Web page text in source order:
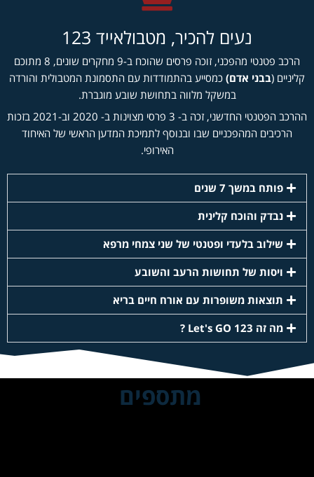
נעים להכיר, מטבולאייד 123
הרכב פטנטי מהפכני, זוכה פרסים שהוכח ב-9 מחקרים שונים, 8 מתוכם
(בבני אדם)כמסייע בהתמודדות עם התסמונת המטבולית והורדה
במשקל מלווה בתחושת שובע מוגברת.
ההרכב הפטנטי החדשני, זכה ב- 3 פרסי מצוינות ב- 2020 וב-2021 בזכות
הרכיבים המהפכניים שבו ובנוסף לתמיכת המדען הראשי של האיחוד
האירופי.
פותח במשך 7 שנים
נבדק והוכח קלינית
שילוב בלעדי ופטנטי של שני צמחי מרפא
ויסות של תחושות הרעב והשובע
תוצאות משופרות עם אורח חיים בריא
מה זה Let's GO 123 ?
מתספים